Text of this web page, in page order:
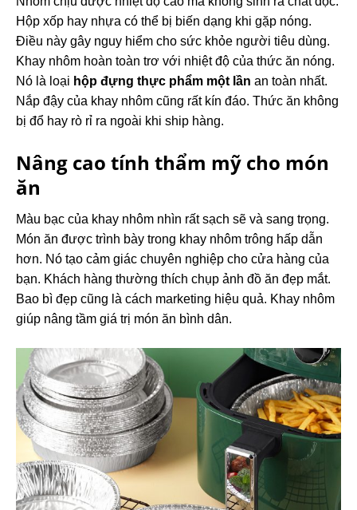
Hộp xốp hay nhựa có thể bị biến dạng khi gặp nóng.
Điều này gây nguy hiểm cho sức khỏe người tiêu dùng.
Khay nhôm hoàn toàn trơ với nhiệt độ của thức ăn nóng.
Nó là loại hộp đựng thực phẩm một lần an toàn nhất.
Nắp đậy của khay nhôm cũng rất kín đáo. Thức ăn không
bị đổ hay rò rỉ ra ngoài khi ship hàng.
Nâng cao tính thẩm mỹ cho món
ăn
Màu bạc của khay nhôm nhìn rất sạch sẽ và sang trọng.
Món ăn được trình bày trong khay nhôm trông hấp dẫn
hơn. Nó tạo cảm giác chuyên nghiệp cho cửa hàng của
bạn. Khách hàng thường thích chụp ảnh đồ ăn đẹp mắt.
Bao bì đẹp cũng là cách marketing hiệu quả. Khay nhôm
giúp nâng tầm giá trị món ăn bình dân.